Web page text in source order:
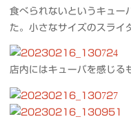
食べられないというキュー
た。小さなサイズのスライ
店内にはキューバを感じる